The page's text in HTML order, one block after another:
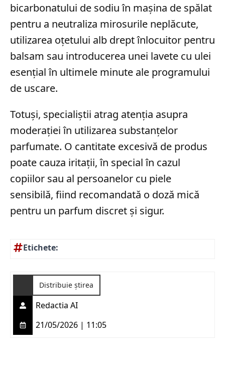
bicarbonatului de sodiu în mașina de spălat
pentru a neutraliza mirosurile neplăcute,
utilizarea oțetului alb drept înlocuitor pentru
balsam sau introducerea unei lavete cu ulei
esențial în ultimele minute ale programului
de uscare.
Totuși, specialiștii atrag atenția asupra
moderației în utilizarea substanțelor
parfumate. O cantitate excesivă de produs
poate cauza iritații, în special în cazul
copiilor sau al persoanelor cu piele
sensibilă, fiind recomandată o doză mică
pentru un parfum discret și sigur.
Etichete:
Distribuie știrea
Redactia AI
21/05/2026 | 11:05